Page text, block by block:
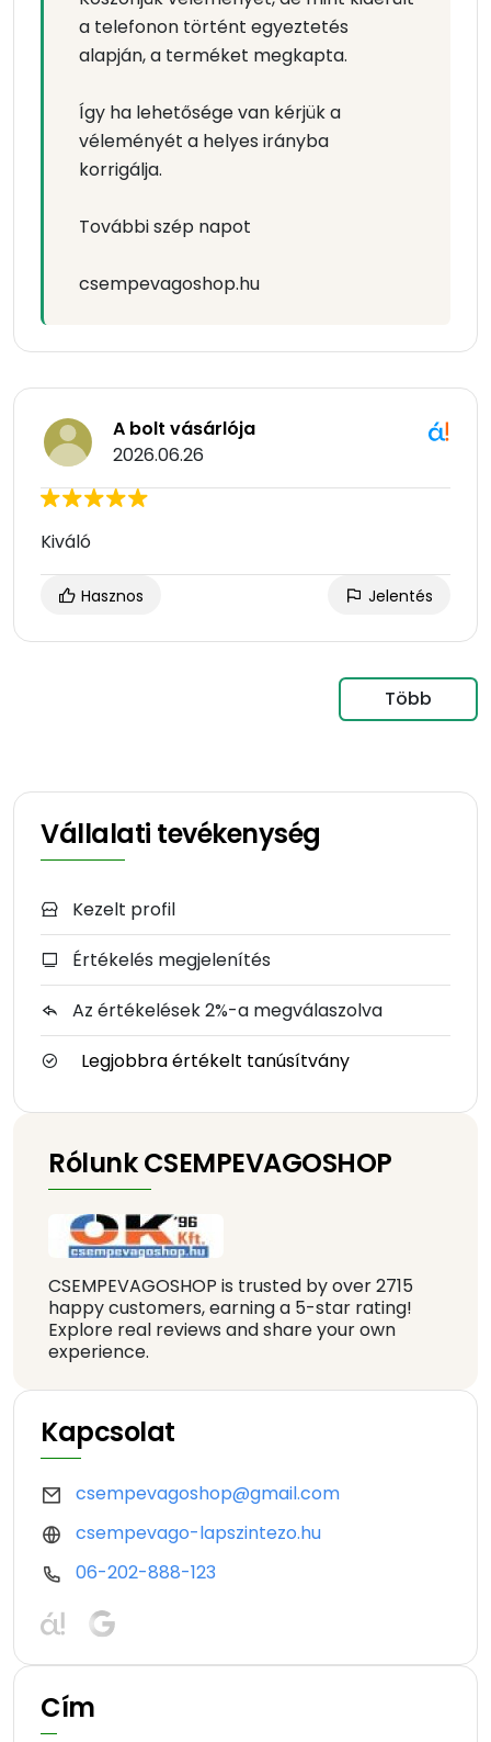
a telefonon történt egyeztetés
alapján, a terméket megkapta.
Így ha lehetősége van kérjük a
véleményét a helyes irányba
korrigálja.
További szép napot
csempevagoshop.hu
A bolt vásárlója
2026.06.26
Kiváló
Hasznos Jelentés
Több
Vállalati tevékenység
Kezelt profil
Értékelés megjelenítés
Az értékelések 2%-a megválaszolva
Legjobbra értékelt tanúsítvány
Rólunk CSEMPEVAGOSHOP
CSEMPEVAGOSHOP is trusted by over 2715
happy customers, earning a 5-star rating!
Explore real reviews and share your own
experience.
Kapcsolat
csempevagoshop@gmail.com
csempevago-lapszintezo.hu
06-202-888-123
Cím